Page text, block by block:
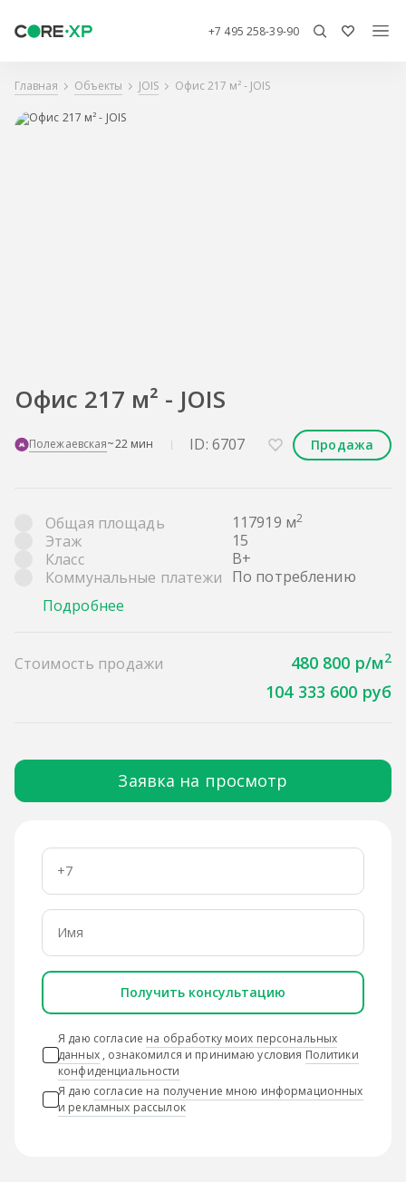
+7 495 258-39-90
Главная Объекты JOIS Офис 217 м² - JOIS
Офис 217 м² - JOIS
Полежаевская~22 мин ID: 6707 Продажа
Общая площадь 117919 м2
Этаж
15
Класс
B+
Коммунальные платежи По потреблению
Подробнее
Стоимость продажи 480 800 р/м2
104 333 600 руб
Заявка на просмотр
Получить консультацию
Я даю согласие на обработку моих персональных
данных, ознакомился и принимаю условия Политики
конфиденциальности
Я даю согласие на получение мною информационных
и рекламных рассылок